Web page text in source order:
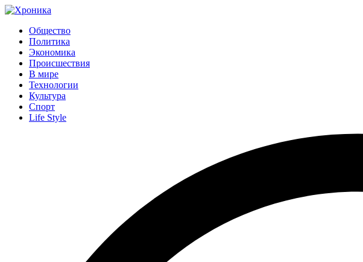
Общество
Политика
Экономика
Происшествия
В мире
Технологии
Культура
Спорт
Life Style